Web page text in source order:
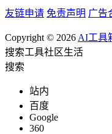
友链申请 免责声明 广告
Copyright © 2026 AI工具
搜索工具社区生活
搜索
站内
百度
Google
360